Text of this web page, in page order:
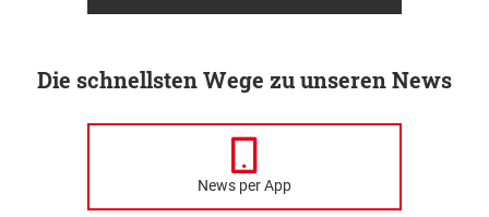
Die schnellsten Wege zu unseren News
News per App